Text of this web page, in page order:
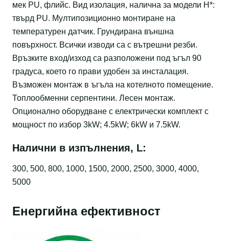
мек PU, флийс. Вид изолация, налична за модели Н*:
твърд PU. Мултипозиционно монтиране на
температурен датчик. Грундирана външна
повърхност. Всички изводи са с вътрешни резби.
Връзките вход/изход са разположени под ъгъл 90
градуса, което го прави удобен за инсталация.
Възможен монтаж в ъгъла на котелното помещение.
Топлообменни серпентини. Лесен монтаж.
Опционално оборудване с електрически комплект с
мощност по избор 3kW; 4.5kW; 6kW и 7.5kW.
Налични в изпълнения, L:
300, 500, 800, 1000, 1500, 2000, 2500, 3000, 4000,
5000
Енергийна ефективност